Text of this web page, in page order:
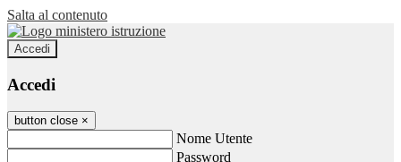
Salta al contenuto
Accedi
Accedi
button close ×
Nome Utente
Password